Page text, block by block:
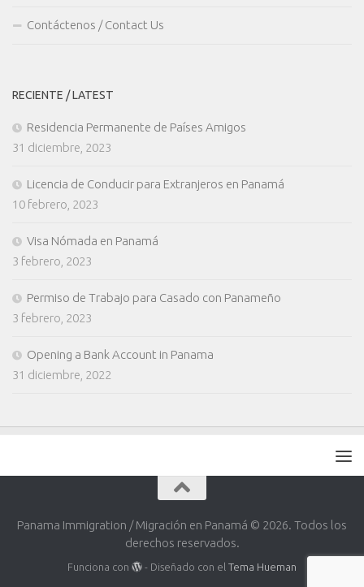
Contáctenos / Contact Us
RECIENTE / LATEST
Residencia Permanente de Países Amigos
31 diciembre, 2023
Licencia de Conducir para Extranjeros en Panamá
10 febrero, 2023
Visa Nómada en Panamá
3 febrero, 2023
Permiso de Trabajo para Casado con Panameño
3 febrero, 2023
Opening a Bank Account in Panama
31 diciembre, 2022
Panama Immigration / Migración en Panamá © 2026. Todos los
derechos reservados.
Funciona con - Diseñado con elTema Hueman